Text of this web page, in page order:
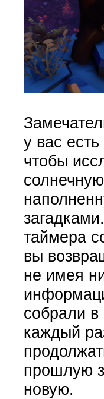
у вас
чтобы
таймера
вы
не имея
собрали
каждый
прошлую
новую.